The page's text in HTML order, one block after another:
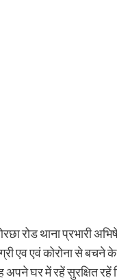
रोड थाना प्रभारी
एव एवं कोरोना से बचने
घर में रहें सुरक्षित